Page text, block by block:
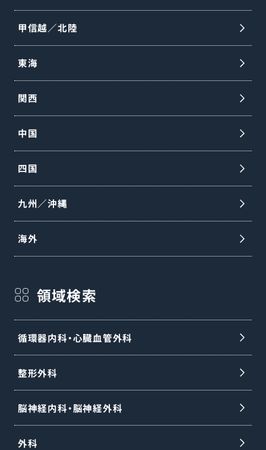
甲信越／北陸
東海
関西
中国
四国
九州／沖縄
海外
領域検索
循環器内科・心臓血管外科
整形外科
脳神経内科・脳神経外科
外科